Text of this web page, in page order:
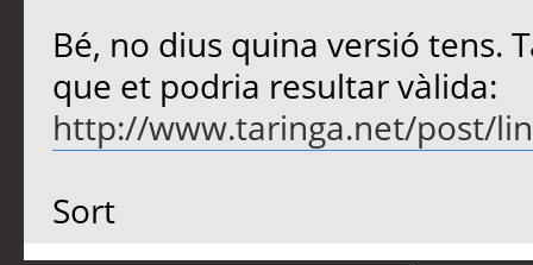
Bé, no dius quina versió tens.
que et podria resultar vàlida:
http://www.taringa.net/post/
Sort